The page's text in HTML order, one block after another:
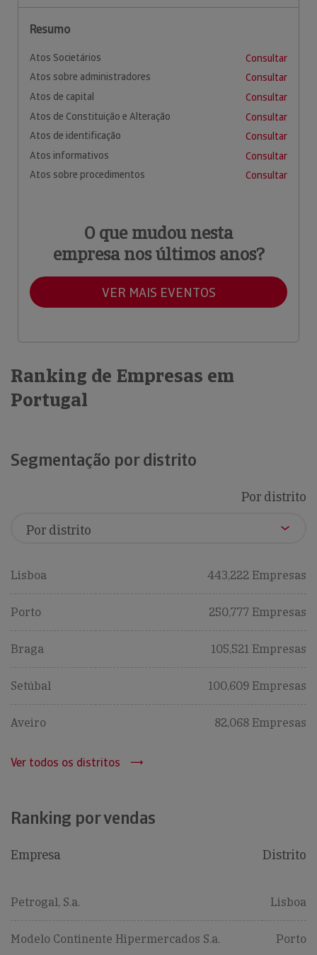
Resumo
Atos Societários
Consultar
Atos sobre administradores
Consultar
Atos de capital
Consultar
Atos de Constituição e Alteração
Consultar
Atos de identificação
Consultar
Atos informativos
Consultar
Atos sobre procedimentos
Consultar
O que mudou nesta
empresa nos últimos anos?
VER MAIS EVENTOS
Ranking de Empresas em
Portugal
Segmentação por distrito
Por distrito
Lisboa 443,222 Empresas
Porto 250,777 Empresas
Braga 105,521 Empresas
Setúbal 100,609 Empresas
Aveiro 82,068 Empresas
Ver todos os distritos
Ranking por vendas
Empresa Distrito
Petrogal, S.a. Lisboa
Modelo Continente Hipermercados S.a. Porto